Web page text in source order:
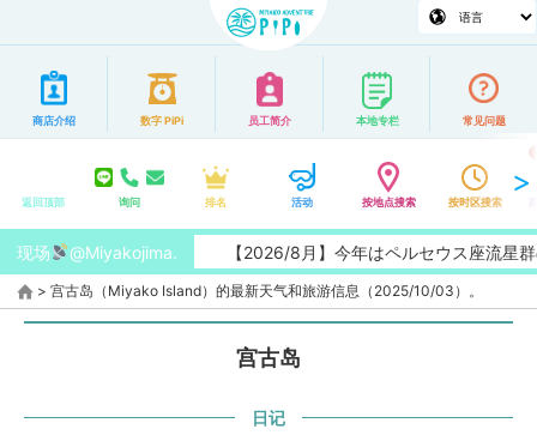
商店介绍 数字 PiPi 员工简介 本地专栏 常见问题
返回顶部 询问 排名 活动 按地点搜索 按时区搜索
现场 @Miyakojima. 【2026/8月】今年はペルセウス座流星群の
> 宫古岛（Miyako Island）的最新天气和旅游信息（2025/10/03）。
宫古岛
日记